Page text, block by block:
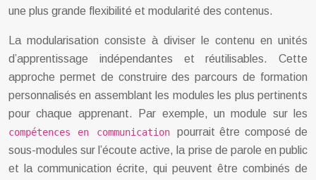
une plus grande flexibilité et modularité des contenus.
La modularisation consiste à diviser le contenu en unités
d’apprentissage indépendantes et réutilisables. Cette
approche permet de construire des parcours de formation
personnalisés en assemblant les modules les plus pertinents
pour chaque apprenant. Par exemple, un module sur les
compétences en communication pourrait être composé de
sous-modules sur l’écoute active, la prise de parole en public
et la communication écrite, qui peuvent être combinés de